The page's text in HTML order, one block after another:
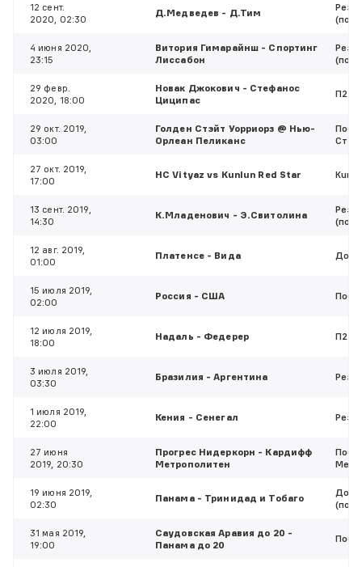
12 сент.
2020, 02:30
Д.Медведев - Д.Тим
4 июня 2020,
23:15
Витория Гимарайнш - Спортинг
Лиссабон
29 февр.
2020, 18:00
Новак Джокович - Стефанос
Циципас
П2
29 окт. 2019,
03:00
Голден Стэйт Уорриорз @ Нью-
Орлеан Пеликанс
27 окт. 2019,
17:00
HC Vityaz vs Kunlun Red Star
13 сент. 2019,
14:30
К.Младенович - Э.Свитолина
12 авг. 2019,
01:00
Платенсе - Вида Доп.
15 июля 2019,
02:00
Россия - США
12 июля 2019,
18:00
Надаль - Федерер П2
3 июля 2019,
03:30
Бразилия - Аргентина
1 июля 2019,
22:00
Кения - Сенегал
27 июня
2019, 20:30
Прогрес Нидеркорн - Кардифф
Метрополитен
19 июня 2019,
02:30
Панама - Тринидад и Тобаго
Доп.
31 мая 2019,
19:00
Саудовская Аравия до 20 -
Панама до 20